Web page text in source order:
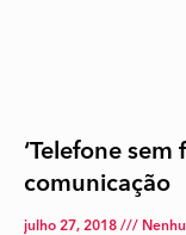
‘Telefone
comunicação
julho 27, 2018